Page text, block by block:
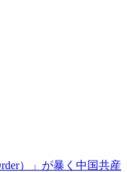
）」が暴く中国共産